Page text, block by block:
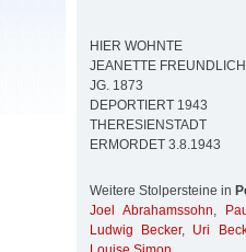
HIER WOHNTE
JEANETTE FREUNDLICH
JG. 1873
DEPORTIERT 1943
THERESIENSTADT
ERMORDET 3.8.1943
Weitere Stolpersteine in
Joel Abrahamssohn,
Ludwig Becker, Uri